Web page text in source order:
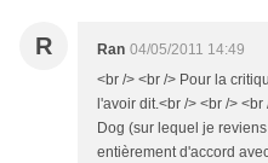
R Ran 04/05/2011 14:49
<br /> <br /> Pour la
l'avoir dit.<br /> <br />
Dog (sur lequel je
entièrement d'accord